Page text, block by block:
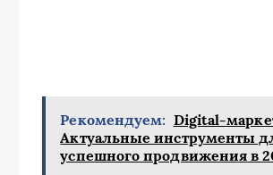
Рекомендуем: Digital-
Актуальные инструменты
успешного продвижения в